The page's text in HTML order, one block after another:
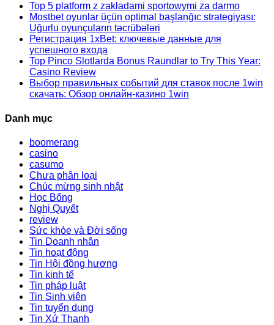
Top 5 platform z zakładami sportowymi za darmo
Mostbet oyunlar üçün optimal başlanğıc strategiyası:
Uğurlu oyunçuların təcrübələri
Регистрация 1xBet: ключевые данные для
успешного входа
Top Pinco Slotlarda Bonus Raundlar to Try This Year:
Casino Review
Выбор правильных событий для ставок после 1win
скачать: Обзор онлайн-казино 1win
Danh mục
boomerang
casino
casumo
Chưa phân loại
Chúc mừng sinh nhật
Học Bổng
Nghị Quyết
review
Sức khỏe và Đời sống
Tin Doanh nhân
Tin hoạt động
Tin Hội đồng hương
Tin kinh tế
Tin pháp luật
Tin Sinh viên
Tin tuyển dụng
Tin Xứ Thanh